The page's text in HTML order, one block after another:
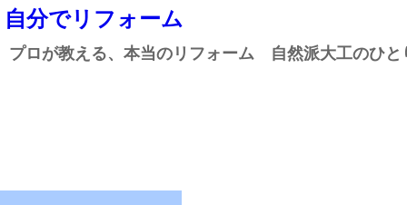
自分でリフォーム
プロが教える、本当のリフォーム 自然派大工のひと